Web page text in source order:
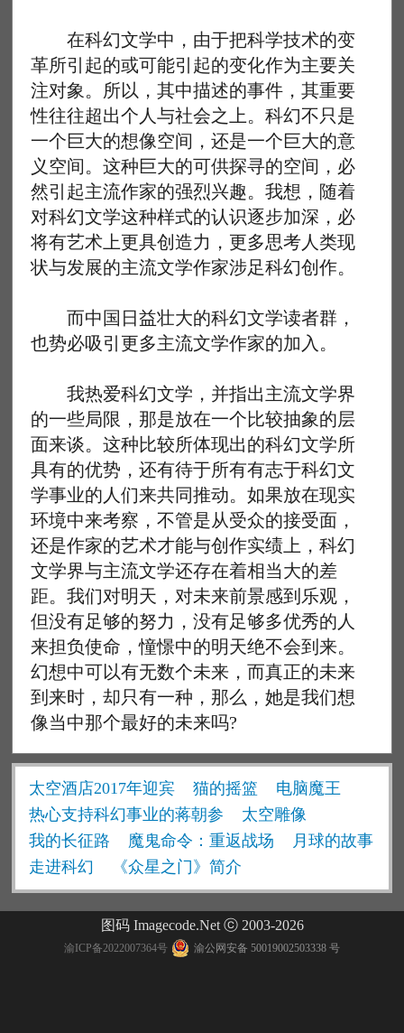
在科幻文学中，由于把科学技术的变
革所引起的或可能引起的变化作为主要关
注对象。所以，其中描述的事件，其重要
性往往超出个人与社会之上。科幻不只是
一个巨大的想像空间，还是一个巨大的意
义空间。这种巨大的可供探寻的空间，必
然引起主流作家的强烈兴趣。我想，随着
对科幻文学这种样式的认识逐步加深，必
将有艺术上更具创造力，更多思考人类现
状与发展的主流文学作家涉足科幻创作。
而中国日益壮大的科幻文学读者群，
也势必吸引更多主流文学作家的加入。
我热爱科幻文学，并指出主流文学界
的一些局限，那是放在一个比较抽象的层
面来谈。这种比较所体现出的科幻文学所
具有的优势，还有待于所有有志于科幻文
学事业的人们来共同推动。如果放在现实
环境中来考察，不管是从受众的接受面，
还是作家的艺术才能与创作实绩上，科幻
文学界与主流文学还存在着相当大的差
距。我们对明天，对未来前景感到乐观，
但没有足够的努力，没有足够多优秀的人
来担负使命，憧憬中的明天绝不会到来。
幻想中可以有无数个未来，而真正的未来
到来时，却只有一种，那么，她是我们想
像当中那个最好的未来吗?
太空酒店2017年迎宾 猫的摇篮
电脑魔王
热心支持科幻事业的蒋朝参
太空雕像
我的长征路
魔鬼命令：重返战场
月球的故事
走进科幻
《众星之门》简介
图码 Imagecode.Net ⓒ 2003-2026
渝ICP备2022007364号 渝公网安备 50019002503338 号